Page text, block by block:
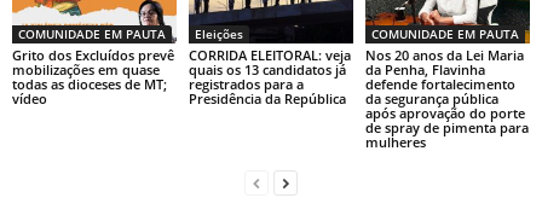
COMUNIDADE EM PAUTA
Grito dos Excluídos prevê
mobilizações em quase
todas as dioceses de MT;
vídeo
Eleições
CORRIDA ELEITORAL: veja
quais os 13 candidatos já
registrados para a
Presidência da República
COMUNIDADE EM PAUTA
Nos 20 anos da Lei Maria
da Penha, Flavinha
defende fortalecimento
da segurança pública
após aprovação do porte
de spray de pimenta para
mulheres